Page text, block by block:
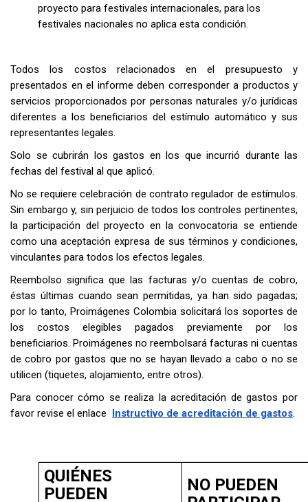
proyecto para festivales internacionales, para los
festivales nacionales no aplica esta condición.
Todos los costos relacionados en el presupuesto y
presentados en el informe deben corresponder a productos y
servicios proporcionados por personas naturales y/o jurídicas
diferentes a los beneficiarios del estímulo automático y sus
representantes legales.
Solo se cubrirán los gastos en los que incurrió durante las
fechas del festival al que aplicó.
No se requiere celebración de contrato regulador de estímulos.
Sin embargo y, sin perjuicio de todos los controles pertinentes,
la participación del proyecto en la convocatoria se entiende
como una aceptación expresa de sus términos y condiciones,
vinculantes para todos los efectos legales.
Reembolso significa que las facturas y/o cuentas de cobro,
éstas últimas cuando sean permitidas, ya han sido pagadas;
por lo tanto, Proimágenes Colombia solicitará los soportes de
los costos elegibles pagados previamente por los
beneficiarios. Proimágenes no reembolsará facturas ni cuentas
de cobro por gastos que no se hayan llevado a cabo o no se
utilicen (tiquetes, alojamiento, entre otros).
Para conocer cómo se realiza la acreditación de gastos por
favor revise el enlace
Instructivo de acreditación de gastos.
QUIÉNES
PUEDEN
NO PUEDEN